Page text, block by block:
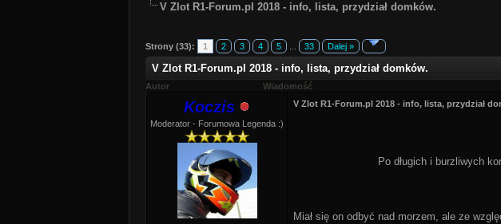
V Zlot R1-Forum.pl 2018 - info, lista, przydział domków.
Strony (33): 1 2 3 4 5 33 Dalej »
V Zlot R1-Forum.pl 2018 - info, lista, przydział domków.
Autor Wiadomość
Koczis
Moderator - Forumowa Legenda :)
V Zlot R1-Forum.pl 2018 - info, lista, przydział
Po długich i burzliwych
Miał się on odbyć nad morzem, ale ze